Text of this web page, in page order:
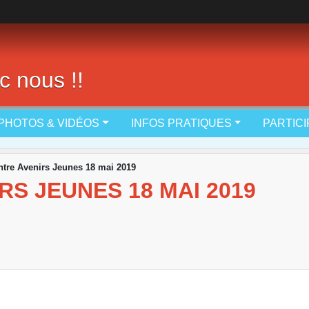
nous !!
& VIDÉOS INFOS PRATIQUES
Avenirs Jeunes 18 mai 2019
JEUNES 18 MAI 2019